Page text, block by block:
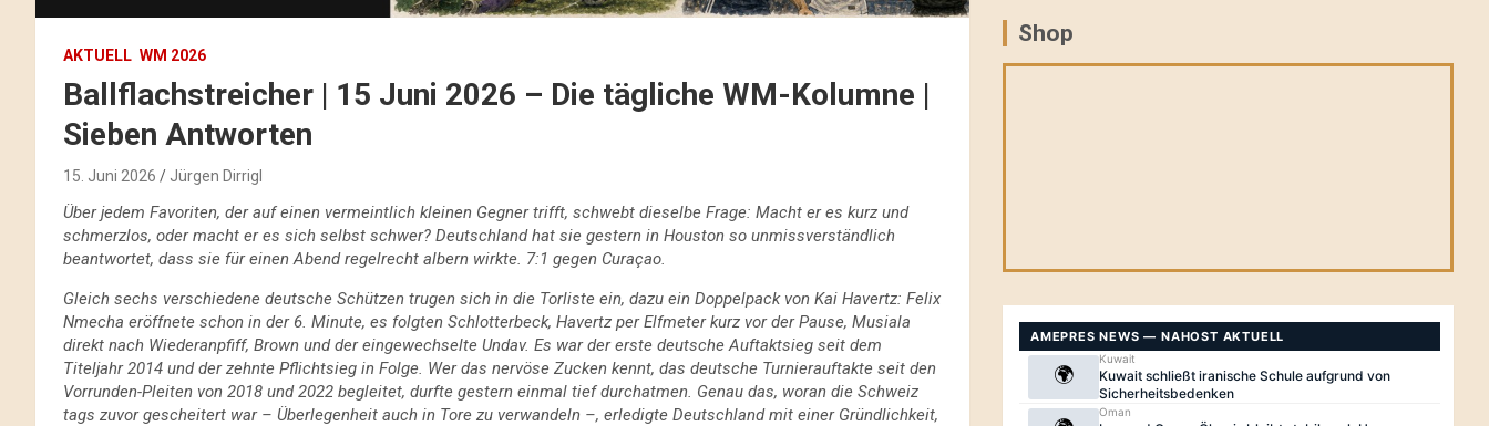
AKTUELL WM 2026
Ballflachstreicher | 15 Juni 2026 – Die tägliche WM-Kolumne |
Sieben Antworten
15. Juni 2026 Jürgen Dirrigl
Über jedem Favoriten, der auf einen vermeintlich kleinen Gegner trifft, schwebt dieselbe Frage: Macht er es kurz und
schmerzlos, oder macht er es sich selbst schwer? Deutschland hat sie gestern in Houston so unmissverständlich
beantwortet, dass sie für einen Abend regelrecht albern wirkte. 7:1 gegen Curaçao.
Gleich sechs verschiedene deutsche Schützen trugen sich in die Torliste ein, dazu ein Doppelpack von Kai Havertz: Felix
Nmecha eröffnete schon in der 6. Minute, es folgten Schlotterbeck, Havertz per Elfmeter kurz vor der Pause, Musiala
direkt nach Wiederanpfiff, Brown und der eingewechselte Undav. Es war der erste deutsche Auftaktsieg seit dem
Titeljahr 2014 und der zehnte Pflichtsieg in Folge. Wer das nervöse Zucken kennt, das deutsche Turnierauftakte seit den
Vorrunden-Pleiten von 2018 und 2022 begleitet, durfte gestern einmal tief durchatmen. Genau das, woran die Schweiz
tags zuvor gescheitert war – Überlegenheit auch in Tore zu verwandeln –, erledigte Deutschland mit einer Gründlichkeit,
Shop